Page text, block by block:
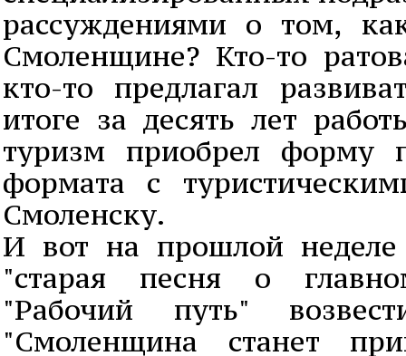
рассуждениями о том,
Смоленщине? Кто-то
кто-то предлагал
итоге за десять лет
туризм приобрел форму
формата с
Смоленску.
И вот на прошлой неделе
"старая песня о
"Рабочий путь"
"Смоленщина станет